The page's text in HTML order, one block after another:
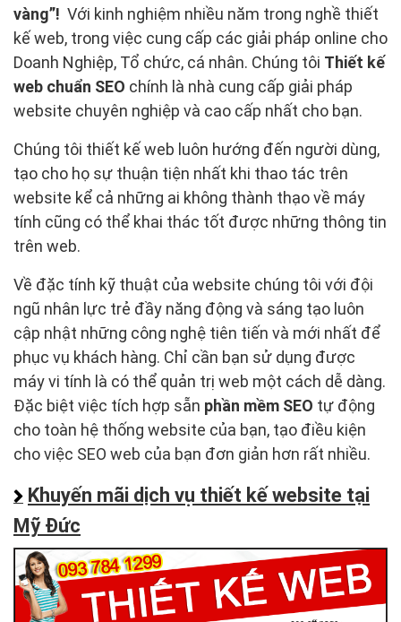
vàng”! Với kinh nghiệm nhiều năm trong nghề thiết
kế web, trong việc cung cấp các giải pháp online cho
Doanh Nghiệp, Tổ chức, cá nhân. Chúng tôi Thiết kế
web chuẩn SEO chính là nhà cung cấp giải pháp
website chuyên nghiệp và cao cấp nhất cho bạn.
Chúng tôi thiết kế web luôn hướng đến người dùng,
tạo cho họ sự thuận tiện nhất khi thao tác trên
website kể cả những ai không thành thạo về máy
tính cũng có thể khai thác tốt được những thông tin
trên web.
Về đặc tính kỹ thuật của website chúng tôi với đội
ngũ nhân lực trẻ đầy năng động và sáng tạo luôn
cập nhật những công nghệ tiên tiến và mới nhất để
phục vụ khách hàng. Chỉ cần bạn sử dụng được
máy vi tính là có thể quản trị web một cách dễ dàng.
Đặc biệt việc tích hợp sẵn phần mềm SEO tự động
cho toàn hệ thống website của bạn, tạo điều kiện
cho việc SEO web của bạn đơn giản hơn rất nhiều.
Khuyến mãi dịch vụ thiết kế website tại
Mỹ Đức